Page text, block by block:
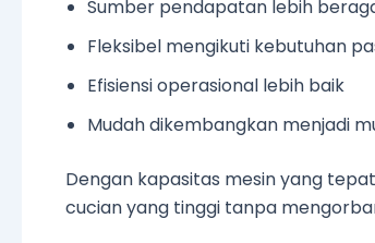
Sumber pendapatan lebih
Fleksibel mengikuti kebutuhan
Efisiensi operasional lebih baik
Mudah dikembangkan menjadi
Dengan kapasitas mesin yang
cucian yang tinggi tanpa